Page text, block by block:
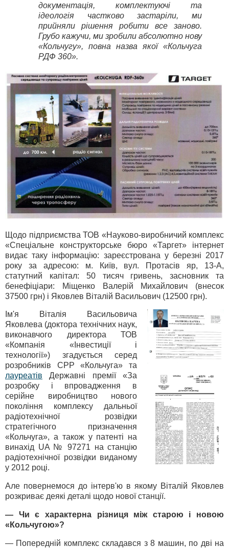
документація, комплектуючі та
ідеологія частково застаріли, ми
прийняли рішення робити все заново.
Грубо кажучи, ми зробили абсолютно нову
«Кольчугу», повна назва якої «Кольчуга
РДФ 360».
Щодо підприємства ТОВ «Науково-виробничий комплекс
«Спеціальне конструкторське бюро «Таргет» інтернет
видає таку інформацію: зареєстрована у березні 2017
року за адресою: м. Київ, вул. Протасів яр, 13-А,
статутний капітал: 50 тисяч гривень, засновник та
бенефіціари: Міщенко Валерій Михайлович (внесок
37500 грн) і Яковлев Віталій Васильович (12500 грн).
Ім'я Віталія Васильовича
Яковлева (доктора технічних наук,
виконавчого директора ТОВ
«Компанія «Інвестиції і
технології») згадується серед
розробників СРР «Кольчуга» та
лауреатів Державні премії «За
розробку і впровадження в
серійне виробництво нового
покоління комплексу дальньої
радіотехнічної розвідки
стратегічного призначення
«Кольчуга», а також у патенті на
винахід UA № 97271 на станцію
радіотехнічної розвідки виданому
у 2012 році.
Але повернемося до інтерв'ю в якому Віталій Яковлев
розкриває деякі деталі щодо нової станції.
— Чи є характерна різниця між старою і новою
«Кольчугою»?
— Попередній комплекс складався з 8 машин, по дві на